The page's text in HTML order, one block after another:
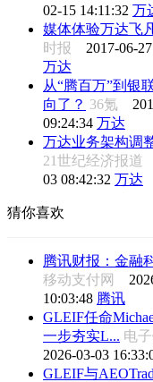
02-15 14:11:32 万
媒体体验万达飞
时报 2017-06-
万达
从“腾百万”到银
向了？ 36氪
09:24:34 万达
万达业务架构调
21世纪经济报道
03 08:42:32 万达
猜你喜欢
腾讯财报：金融
移动支付网
10:03:48 腾讯
GLEIF任命
一步夯实L... 电
2026-03-03
GLEIF与